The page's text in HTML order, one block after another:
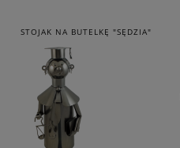
STOJAK NA BUTELKĘ "SĘDZIA"